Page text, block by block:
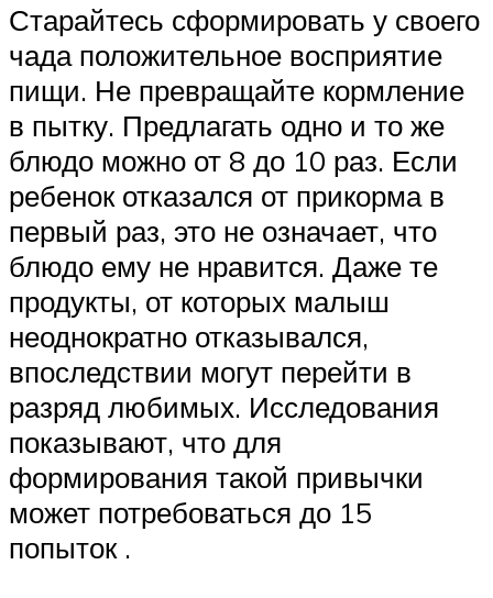
Старайтесь сформировать у своего
чада положительное восприятие
пищи. Не превращайте кормление
в пытку. Предлагать одно и то же
блюдо можно от 8 до 10 раз. Если
ребенок отказался от прикорма в
первый раз, это не означает, что
блюдо ему не нравится. Даже те
продукты, от которых малыш
неоднократно отказывался,
впоследствии могут перейти в
разряд любимых. Исследования
показывают, что для
формирования такой привычки
может потребоваться до 15
попыток .